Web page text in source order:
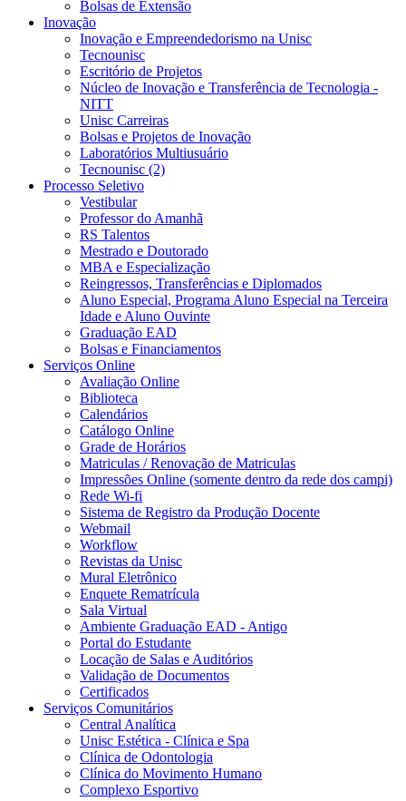
Bolsas de Extensão
Inovação
Inovação e Empreendedorismo na Unisc
Tecnounisc
Escritório de Projetos
Núcleo de Inovação e Transferência de Tecnologia -
NITT
Unisc Carreiras
Bolsas e Projetos de Inovação
Laboratórios Multiusuário
Tecnounisc (2)
Processo Seletivo
Vestibular
Professor do Amanhã
RS Talentos
Mestrado e Doutorado
MBA e Especialização
Reingressos, Transferências e Diplomados
Aluno Especial, Programa Aluno Especial na Terceira
Idade e Aluno Ouvinte
Graduação EAD
Bolsas e Financiamentos
Serviços Online
Avaliação Online
Biblioteca
Calendários
Catálogo Online
Grade de Horários
Matriculas / Renovação de Matriculas
Impressões Online (somente dentro da rede dos campi)
Rede Wi-fi
Sistema de Registro da Produção Docente
Webmail
Workflow
Revistas da Unisc
Mural Eletrônico
Enquete Rematrícula
Sala Virtual
Ambiente Graduação EAD - Antigo
Portal do Estudante
Locação de Salas e Auditórios
Validação de Documentos
Certificados
Serviços Comunitários
Central Analítica
Unisc Estética - Clínica e Spa
Clínica de Odontologia
Clínica do Movimento Humano
Complexo Esportivo